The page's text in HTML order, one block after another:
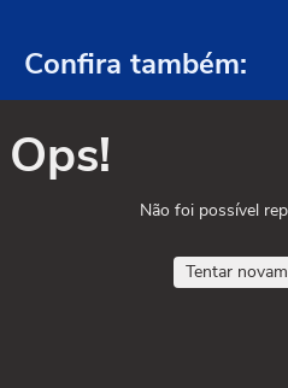
Confira também:
Ops!
Não foi possível
Tentar